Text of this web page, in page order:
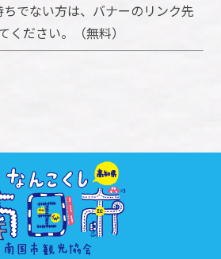
でない方は、バナーのリンク先
ください。（無料）